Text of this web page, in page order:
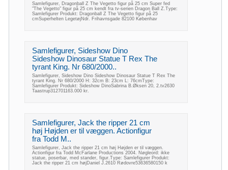
Samlefigurer, Dragonball Z The Vegetto figur på 25 cm Super fed
"The Vegetto" figur på 25 cm kendt fra tv-serien Dragon Ball Z.Type:
Samlefigurer Produkt: Dragonball Z The Vegetto figur på 25
cmSuperhelten LegetøjNdr. Frihavnsgade 82100 Københav
Samlefigurer, Sideshow Dino
Sideshow Dinosaur Statue T Rex The
tyrant King. Nr 680/2000..
Samlefigurer, Sideshow Dino Sideshow Dinosaur Statue T Rex The
tyrant King. Nr 680/2000 H: 32cm B: 23cm L: 76cmType:
Samlefigurer Produkt: Sideshow DinoSabrina B.Øksen 20, 2.tv2630
Taastrup312701163.000 kr.
Samlefigurer, Jack the ripper 21 cm
høj Højden er til væggen. Actionfigur
fra Todd M..
Samlefigurer, Jack the ripper 21 cm høj Højden er til væggen.
Actionfigur fra Todd McFarlane Productions 2004. Nøgleord: ikke
statue, poserbar, med stander, figur.Type: Samlefigurer Produkt:
Jack the ripper 21 cm højDaniel J.2610 Rødovre53636580150 k